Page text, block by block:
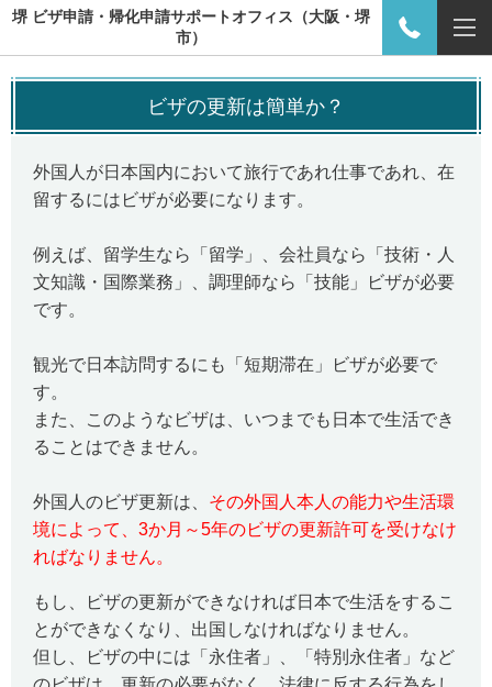
堺 ビザ申請・帰化申請サポートオフィス（大阪・堺
市）
ビザの更新は簡単か？
外国人が日本国内において旅行であれ仕事であれ、在
留するにはビザが必要になります。
例えば、留学生なら「留学」、会社員なら「技術・人
文知識・国際業務」、調理師なら「技能」ビザが必要
です。
観光で日本訪問するにも「短期滞在」ビザが必要で
す。
また、このようなビザは、いつまでも日本で生活でき
ることはできません。
外国人のビザ更新は、 その外国人本人の能力や生活環
境によって、3か月 ～5年のビザの更新許可を受けなけ
ればなりません。
もし、ビザの更新ができなければ日本で生活をするこ
とができなくなり、出国しなければなりません。
但し、ビザの中には「永住者」、「特別永住者」など